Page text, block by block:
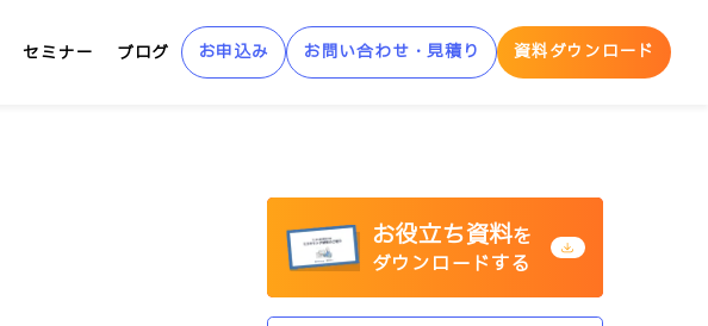
AWS Skill Builder
AWS 「安心サンドボックス」
セミナー ブログ お申込み お問い合わせ・見積り 資料ダウンロード
お役立ち資料を
ダウンロードする